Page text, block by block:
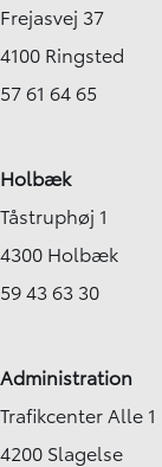
Frejasvej 37
4100 Ringsted
57 61 64 65
Holbæk
Tåstruphøj 1
4300 Holbæk
59 43 63 30
Administration
Trafikcenter Alle 1
4200 Slagelse